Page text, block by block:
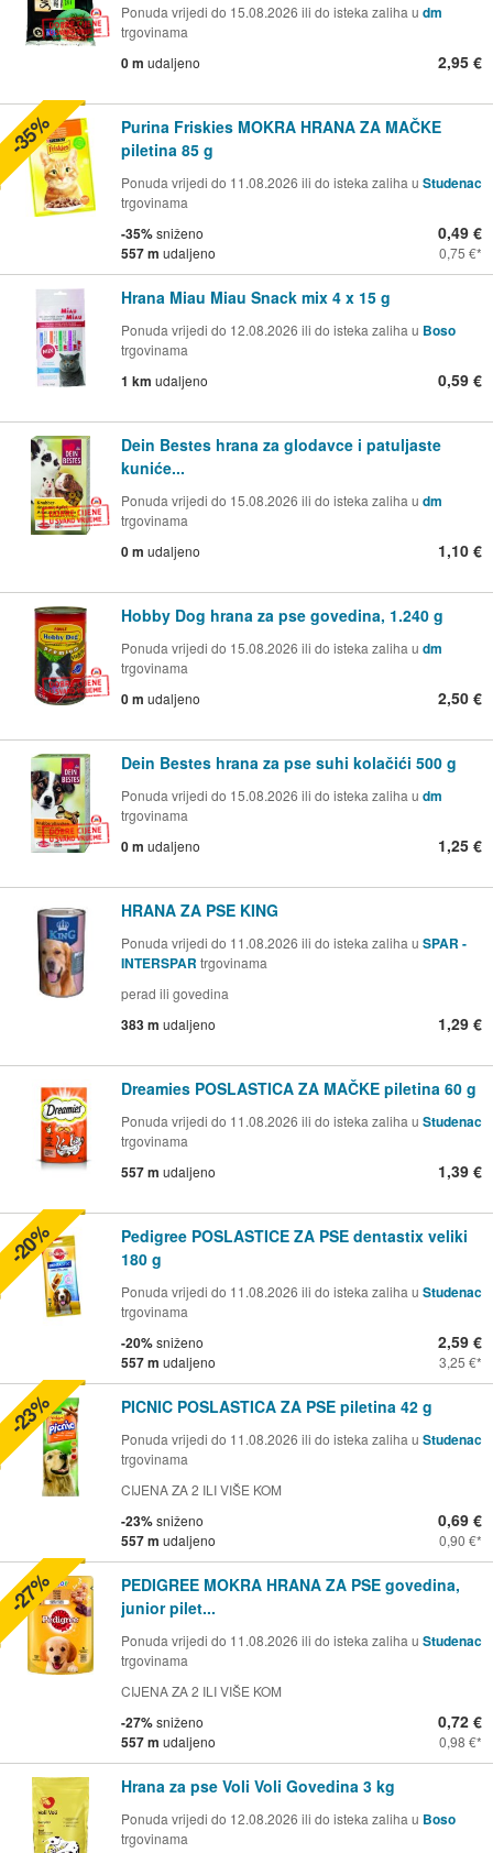
Ponuda vrijedi do 15.08.2026 ili do isteka zaliha u dm
trgovinama
0 m udaljeno 2,95 €
Purina Friskies MOKRA HRANA ZA MAČKE
piletina 85 g
Ponuda vrijedi do 11.08.2026 ili do isteka zaliha u Studenac
trgovinama
-35%sniženo
557 m udaljeno
0,49 €
0,75 €
-35%
Hrana Miau Miau Snack mix 4 x 15 g
Ponuda vrijedi do 12.08.2026 ili do isteka zaliha u Boso
trgovinama
1 km udaljeno 0,59 €
Dein Bestes hrana za glodavce i patuljaste
kuniće...
Ponuda vrijedi do 15.08.2026 ili do isteka zaliha u dm
trgovinama
0 m udaljeno 1,10 €
Hobby Dog hrana za pse govedina, 1.240 g
Ponuda vrijedi do 15.08.2026 ili do isteka zaliha u dm
trgovinama
0 m udaljeno 2,50 €
Dein Bestes hrana za pse suhi kolačići 500 g
Ponuda vrijedi do 15.08.2026 ili do isteka zaliha u dm
trgovinama
0 m udaljeno 1,25 €
HRANA ZA PSE KING
Ponuda vrijedi do 11.08.2026 ili do isteka zaliha u SPAR -
INTERSPAR trgovinama
perad ili govedina
383 m udaljeno 1,29 €
Dreamies POSLASTICA ZA MAČKE piletina 60 g
Ponuda vrijedi do 11.08.2026 ili do isteka zaliha u Studenac
trgovinama
557 m udaljeno 1,39 €
Pedigree POSLASTICE ZA PSE dentastix veliki
180 g
Ponuda vrijedi do 11.08.2026 ili do isteka zaliha u Studenac
trgovinama
-20%sniženo
557 m udaljeno
2,59 €
3,25 €
-20%
PICNIC POSLASTICA ZA PSE piletina 42 g
Ponuda vrijedi do 11.08.2026 ili do isteka zaliha u Studenac
trgovinama
CIJENA ZA 2 ILI VIŠE KOM
-23%sniženo
557 m udaljeno
0,69 €
0,90 €
-23%
PEDIGREE MOKRA HRANA ZA PSE govedina,
junior pilet...
Ponuda vrijedi do 11.08.2026 ili do isteka zaliha u Studenac
trgovinama
CIJENA ZA 2 ILI VIŠE KOM
-27%sniženo
557 m udaljeno
0,72 €
0,98 €
-27%
Hrana za pse Voli Voli Govedina 3 kg
Ponuda vrijedi do 12.08.2026 ili do isteka zaliha u Boso
trgovinama